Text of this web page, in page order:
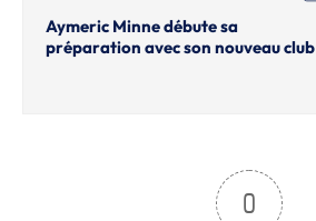
Aymeric Minne débute sa
préparation avec son nouveau club
0